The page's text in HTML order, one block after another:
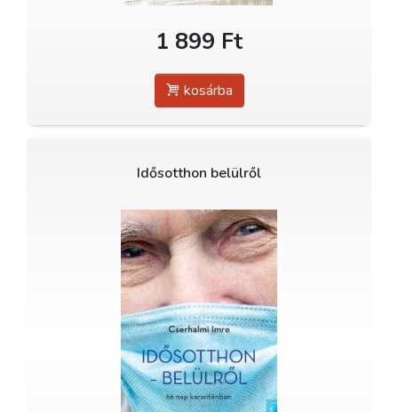
1 899 Ft
kosárba
Idősotthon belülről